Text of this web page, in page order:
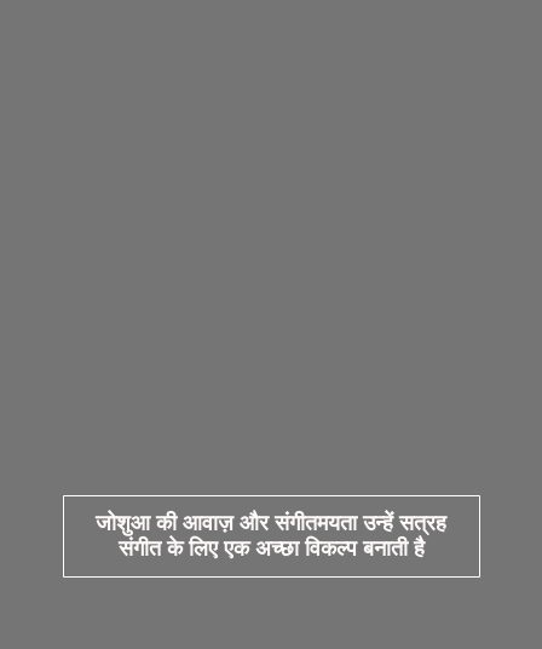
जोशुआ की आवाज़ और संगीतमयता उन्हें सत्रह
संगीत के लिए एक अच्छा विकल्प बनाती है